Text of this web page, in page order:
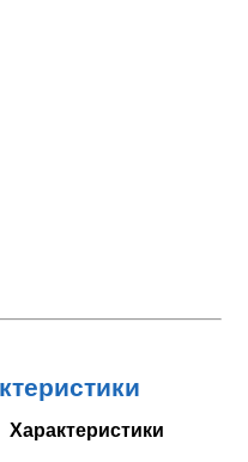
Характеристики